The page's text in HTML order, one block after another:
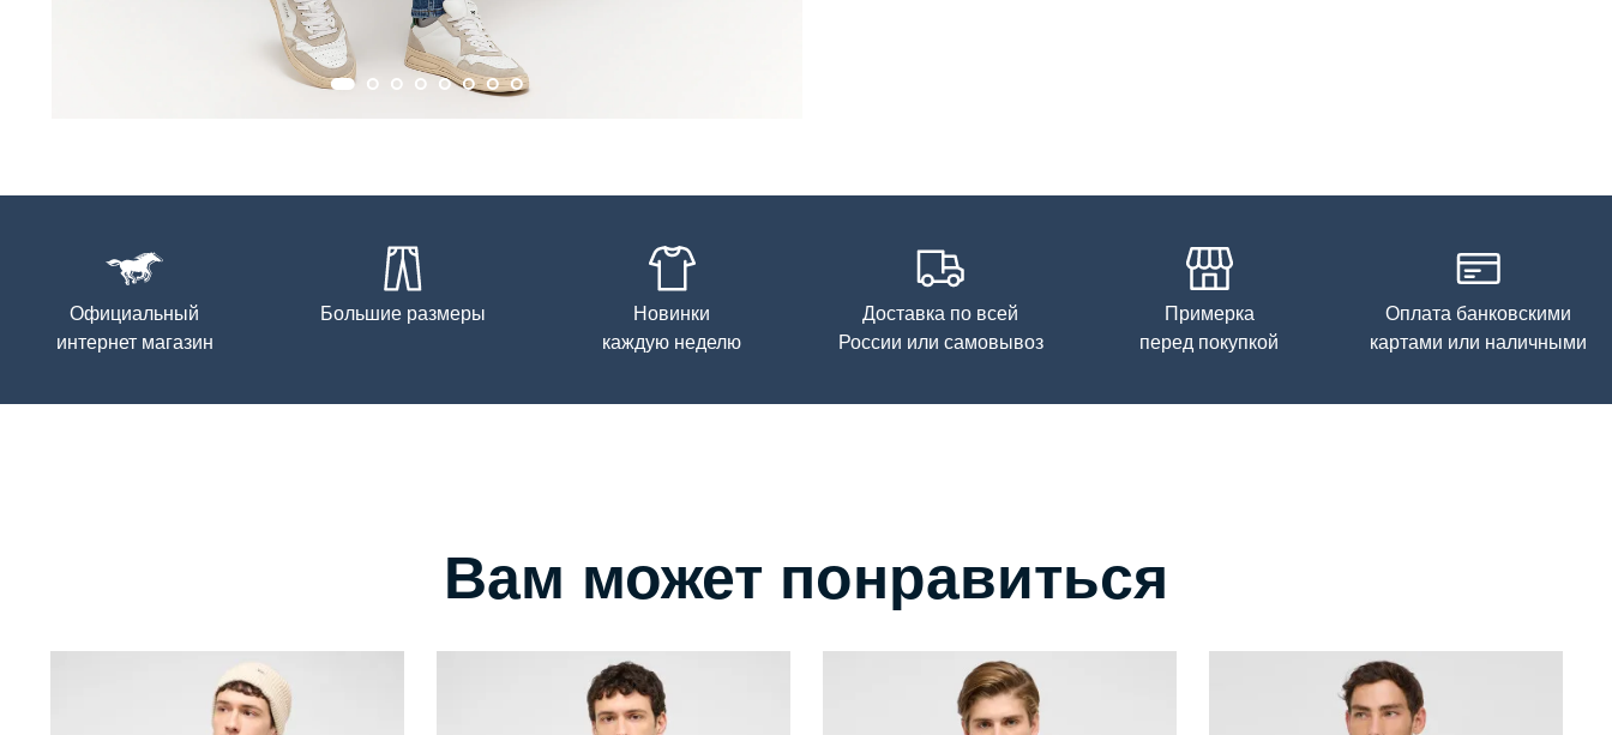
Официальный
интернет магазин
Большие размеры
Новинки
каждую неделю
Доставка по всей
России или самовывоз
Примерка
перед покупкой
Оплата банковскими
картами или наличными
Вам может понравиться